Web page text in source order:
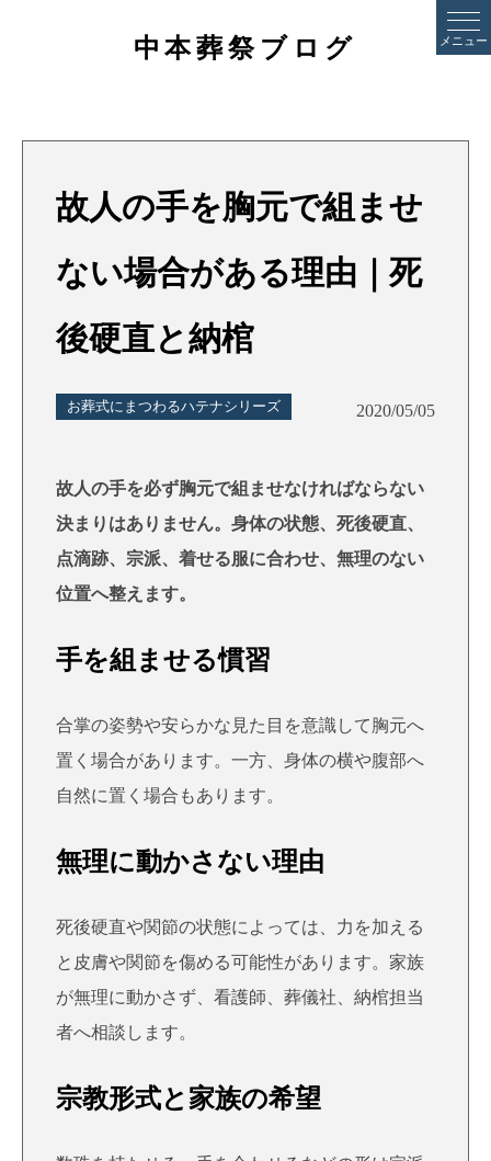
メニュー
中本葬祭ブログ
故人の手を胸元で組ませ
ない場合がある理由｜死
後硬直と納棺
お葬式にまつわるハテナシリーズ 2020/05/05
故人の手を必ず胸元で組ませなければならない
決まりはありません。身体の状態、死後硬直、
点滴跡、宗派、着せる服に合わせ、無理のない
位置へ整えます。
手を組ませる慣習
合掌の姿勢や安らかな見た目を意識して胸元へ
置く場合があります。一方、身体の横や腹部へ
自然に置く場合もあります。
無理に動かさない理由
死後硬直や関節の状態によっては、力を加える
と皮膚や関節を傷める可能性があります。家族
が無理に動かさず、看護師、葬儀社、納棺担当
者へ相談します。
宗教形式と家族の希望